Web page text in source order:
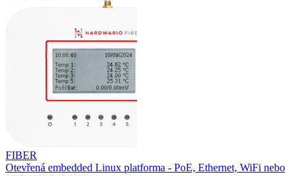
FIBER
Otevřená embedded Linux platforma - PoE, Ethernet, WiFi nebo